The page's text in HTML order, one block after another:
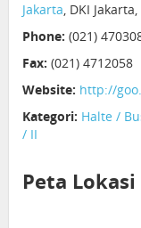
Jakarta, DKI
Phone: (021)
Fax: (021) 4712058
Website: http://
Kategori: Halte /
/ II
Peta Lokasi